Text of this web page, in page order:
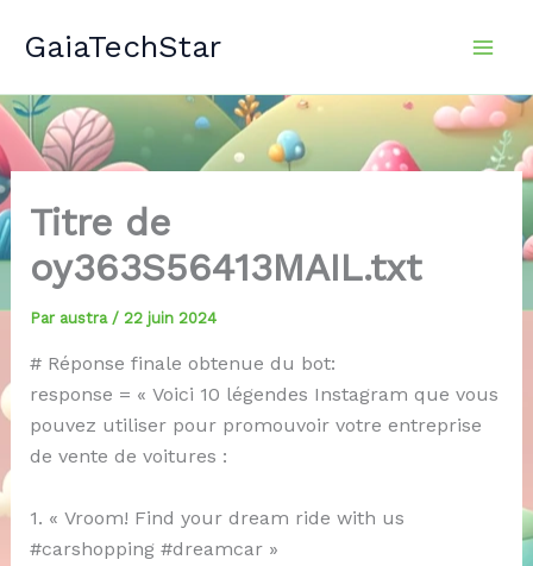
GaiaTechStar
Titre de
oy363S56413MAIL.txt
Par austra / 22 juin 2024
# Réponse finale obtenue du bot:
response = « Voici 10 légendes Instagram que vous
pouvez utiliser pour promouvoir votre entreprise
de vente de voitures :
1. « Vroom! Find your dream ride with us
#carshopping #dreamcar »